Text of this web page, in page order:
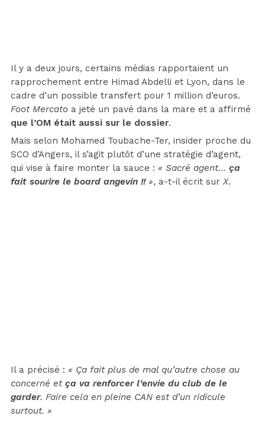
Il y a deux jours, certains médias rapportaient un
rapprochement entre Himad Abdelli et Lyon, dans le
cadre d’un possible transfert pour 1 million d’euros.
Foot Mercato a jeté un pavé dans la mare et a affirmé
que l’OM était aussi sur le dossier.
Mais selon Mohamed Toubache-Ter, insider proche du
SCO d’Angers, il s’agit plutôt d’une stratégie d’agent,
qui vise à faire monter la sauce : « Sacré agent… ça
fait sourire le board angevin !!», a-t-il écrit sur X.
Il a précisé : « Ça fait plus de mal qu’autre chose au
concerné et ça va renforcer l’envie du club de le
garder. Faire cela en pleine CAN est d’un ridicule
surtout. »